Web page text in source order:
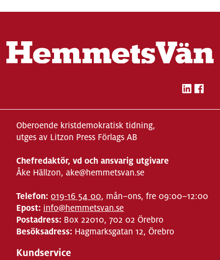
Oberoende kristdemokratisk tidning,
utges av Litzon Press Förlags AB
Chefredaktör, vd och ansvarig utgivare
Åke Hällzon, ake@hemmetsvan.se
Telefon: 019-16 54 00, mån–ons, fre 09:00–12:00
Epost: info@hemmetsvan.se
Postadress: Box 22010, 702 02 Örebro
Besöksadress: Hagmarksgatan 12, Örebro
Kundservice